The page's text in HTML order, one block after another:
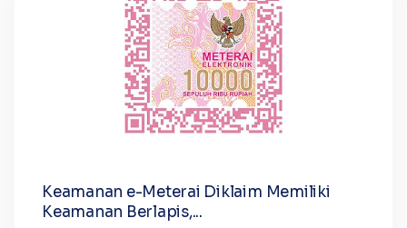
Keamanan e-Meterai Diklaim Memiliki
Keamanan Berlapis,...